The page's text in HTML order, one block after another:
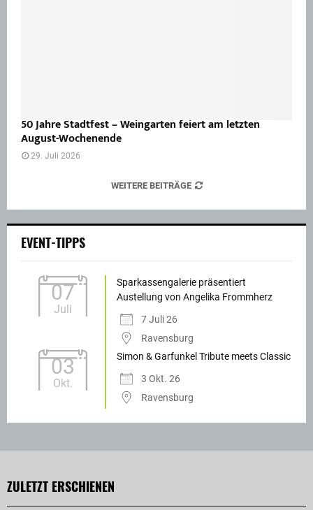
50 Jahre Stadtfest – Weingarten feiert am letzten
August-Wochenende
29. Juli 2026
WEITERE BEITRÄGE
EVENT-TIPPS
07
Juli
Sparkassengalerie präsentiert
Austellung von Angelika Frommherz
7 Juli 26
Ravensburg
03
Okt.
Simon & Garfunkel Tribute meets Classic
3 Okt. 26
Ravensburg
ZULETZT ERSCHIENEN